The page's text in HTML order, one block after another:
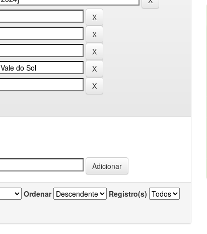
Ordenar Registro(s)